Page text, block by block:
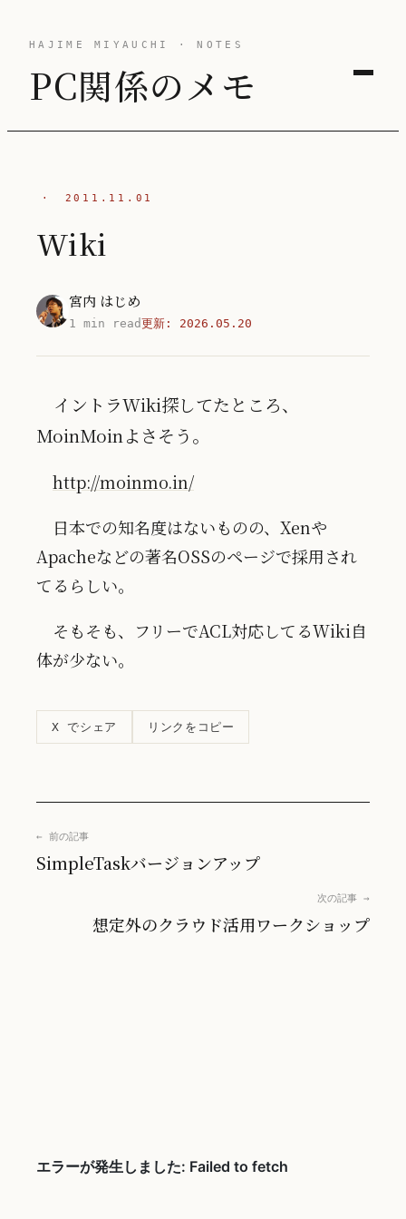
HAJIME MIYAUCHI · NOTES
PC関係のメモ
· 2011.11.01
Wiki
宮内 はじめ
1 min read更新: 2026.05.20
イントラWiki探してたところ、
MoinMoinよさそう。
http://moinmo.in/
日本での知名度はないものの、Xenや
Apacheなどの著名OSSのページで採用され
てるらしい。
そもそも、フリーでACL対応してるWiki自
体が少ない。
X でシェア リンクをコピー
← 前の記事
SimpleTaskバージョンアップ
次の記事 →
想定外のクラウド活用ワークショップ